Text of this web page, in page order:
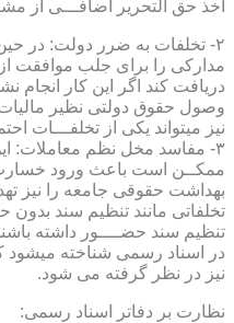
اخذ حق التحریر اضافـــی از
۲- تخلفات به ضرر دولت: در
مدارکی را برای جلب موافقت
دریافت کند اگر این کار انجام
وصول حقوق دولتی نظیر
نیز میتواند یکی از تخلفـــات
۳- مفاسد مخل نظم معاملات:
ممکــن است باعث ورود
بهداشت حقوقی جامعه را نیز
تخلفاتی مانند تنظیم سند بدون
در اسناد رسمی شناخته میشود
نیز در نظر گرفته می شود.
نظارت بر دفاتر اسناد رسمی: